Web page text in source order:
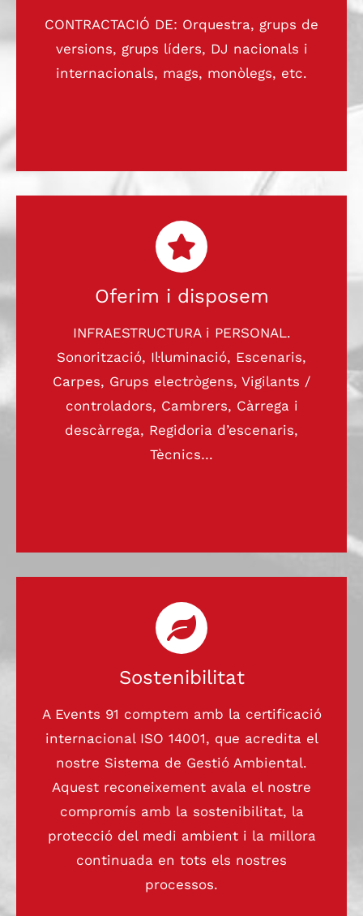
CONTRACTACIÓ DE: Orquestra, grups de
versions, grups líders, DJ nacionals i
internacionals, mags, monòlegs, etc.
Oferim i disposem
INFRAESTRUCTURA i PERSONAL.
Sonorització, Il·luminació, Escenaris,
Carpes, Grups electrògens, Vigilants /
controladors, Cambrers, Càrrega i
descàrrega, Regidoria d’escenaris,
Tècnics…
Sostenibilitat
A Events 91 comptem amb la certificació
internacional ISO 14001, que acredita el
nostre Sistema de Gestió Ambiental.
Aquest reconeixement avala el nostre
compromís amb la sostenibilitat, la
protecció del medi ambient i la millora
continuada en tots els nostres
processos.